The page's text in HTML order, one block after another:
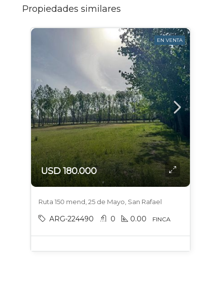
Propiedades similares
EN VENTA
USD 180.000
Ruta 150 mend, 25 de Mayo, San Rafael
ARG-224490 0 0.00 FINCA